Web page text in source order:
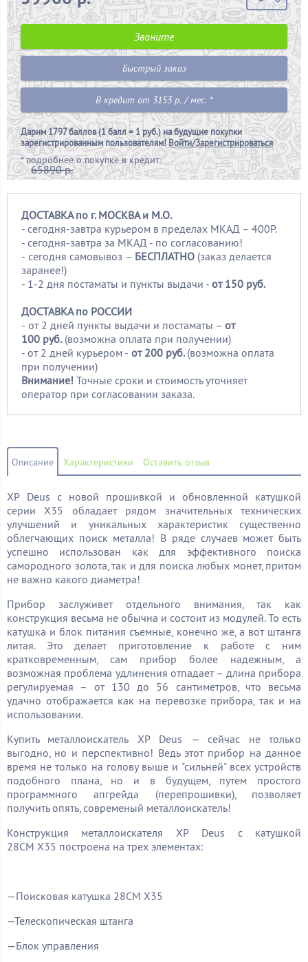
65890 р.
Звоните
Быстрый заказ
В кредит от 3153 р. / мес. *
Дарим1797 баллов (1 балл = 1 руб.)на будущие покупки
зарегистрированным пользователям!Войти/Зарегистрироваться
*подробнее о покупке в кредит
ДОСТАВКА по г. МОСКВА и М.О.
- сегодня-завтра курьером в пределах МКАД – 400Р.
- сегодня-завтра за МКАД - по согласованию!
- сегодня самовывоз – БЕСПЛАТНО (заказ делается
заранее!)
- 1-2 дня постаматы и пункты выдачи - от 150 руб.
ДОСТАВКА по РОССИИ
- от 2 дней пункты выдачи и постаматы – от
100 руб. (возможна оплата при получении)
- от 2 дней курьером - от 200 руб.(возможна оплата
при получении)
Внимание! Точные сроки и стоимость уточняет
оператор при согласовании заказа.
Описание Характеристики Оставить отзыв
XP Deus с новой прошивкой и обновленной катушкой
серии
X35 обладает рядом значительных технических
улучшений и уникальных характеристик существенно
облегчающих поиск металла! В ряде случаев может быть
успешно использован как для эффективного поиска
самородного золота, так и для поиска любых монет, притом
не важно какого диаметра!
Прибор заслуживет отдельного внимания, так как
конструкция весьма не обычна и состоит из модулей. То есть
катушка и блок питания съемные, конечно же, а вот штанга
литая. Это делает приготовление к работе с ним
кратковременным, сам прибор более надежным, а
возможная проблема удлинения отпадает – длина прибора
регулируемая – от 130 до 56 сантиметров, что весьма
удачно отображается как на перевозке прибора, так и на
использовании.
Купить металлоискатель
XP Deus
— сейчас не только
выгодно, но и перспективно! Ведь этот прибор на данное
время не только на голову выше и "сильней" всех устройств
подобного плана, но и в будущем, путем простого
программного апгрейда (перепрошивки), позволяет
получить опять, современый металлоискатель!
Конструкция металлоискателя
XP Deus
с катушкой
28СМ X35 построена на трех элементах:
—Поисковая катушка 28СМ X35
—Телескопическая штанга
—Блок управления